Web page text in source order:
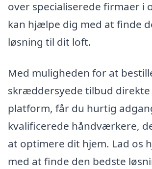
over specialiserede firmaer i
kan hjælpe dig med at finde
løsning til dit loft.
Med muligheden for at
skræddersyede tilbud direkte
platform, får du hurtig
kvalificerede håndværkere,
at optimere dit hjem. Lad os
med at finde den bedste